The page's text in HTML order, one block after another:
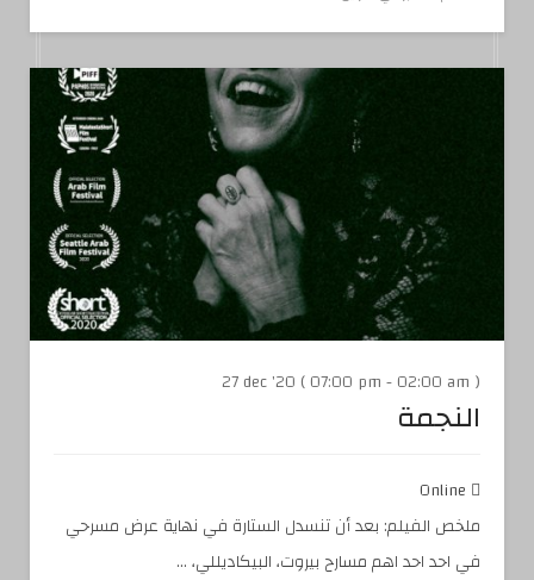
27 dec '20 ( 07:00 pm - 02:00 am )
النجمة
ملخص الفيلم: بعد أن تنسدل الستارة في نهاية عرض مسرحي
في احد احد اهم مسارح بيروت، البيكاديللي، ...